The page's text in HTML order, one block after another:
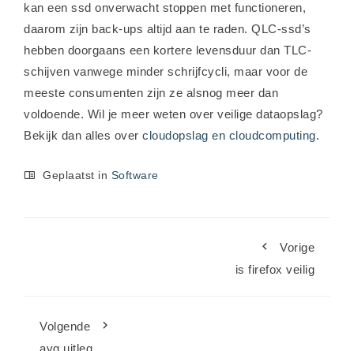
kan een ssd onverwacht stoppen met functioneren,
daarom zijn back-ups altijd aan te raden. QLC-ssd’s
hebben doorgaans een kortere levensduur dan TLC-
schijven vanwege minder schrijfcycli, maar voor de
meeste consumenten zijn ze alsnog meer dan
voldoende. Wil je meer weten over veilige dataopslag?
Bekijk dan alles over cloudopslag en cloudcomputing.
Geplaatst in Software
Vorige
is firefox veilig
Volgende
avg uitleg